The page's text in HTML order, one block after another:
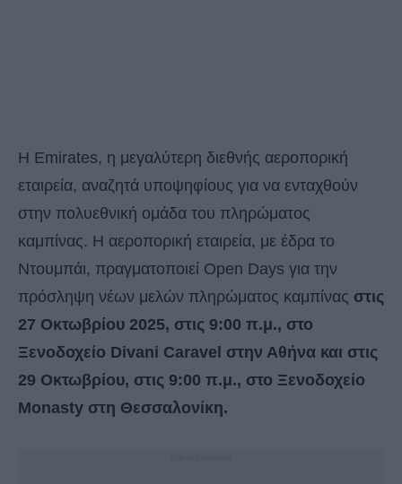
Η Emirates, η μεγαλύτερη διεθνής αεροπορική
εταιρεία, αναζητά υποψηφίους για να ενταχθούν
στην πολυεθνική ομάδα του πληρώματος
καμπίνας. Η αεροπορική εταιρεία, με έδρα το
Ντουμπάι, πραγματοποιεί Open Days για την
πρόσληψη νέων μελών πληρώματος καμπίνας στις
27 Οκτωβρίου 2025, στις 9:00 π.μ., στο
Ξενοδοχείο Divani Caravel στην Αθήνα και στις
29 Οκτωβρίου, στις 9:00 π.μ., στο Ξενοδοχείο
Monasty στη Θεσσαλονίκη.